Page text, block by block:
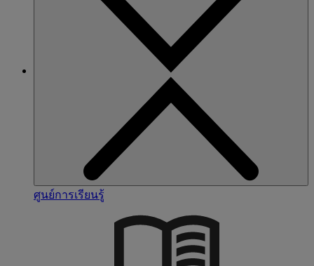
ศูนย์การเรียนรู้